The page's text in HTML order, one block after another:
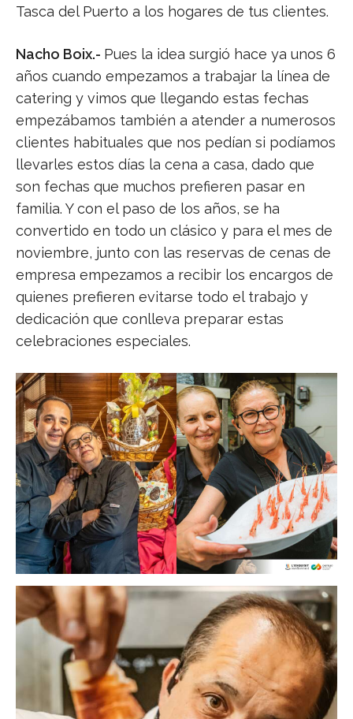
Tasca del Puerto a los hogares de tus clientes.
Nacho Boix.- Pues la idea surgió hace ya unos 6
años cuando empezamos a trabajar la línea de
catering y vimos que llegando estas fechas
empezábamos también a atender a numerosos
clientes habituales que nos pedían si podíamos
llevarles estos días la cena a casa, dado que
son fechas que muchos prefieren pasar en
familia. Y con el paso de los años, se ha
convertido en todo un clásico y para el mes de
noviembre, junto con las reservas de cenas de
empresa empezamos a recibir los encargos de
quienes prefieren evitarse todo el trabajo y
dedicación que conlleva preparar estas
celebraciones especiales.